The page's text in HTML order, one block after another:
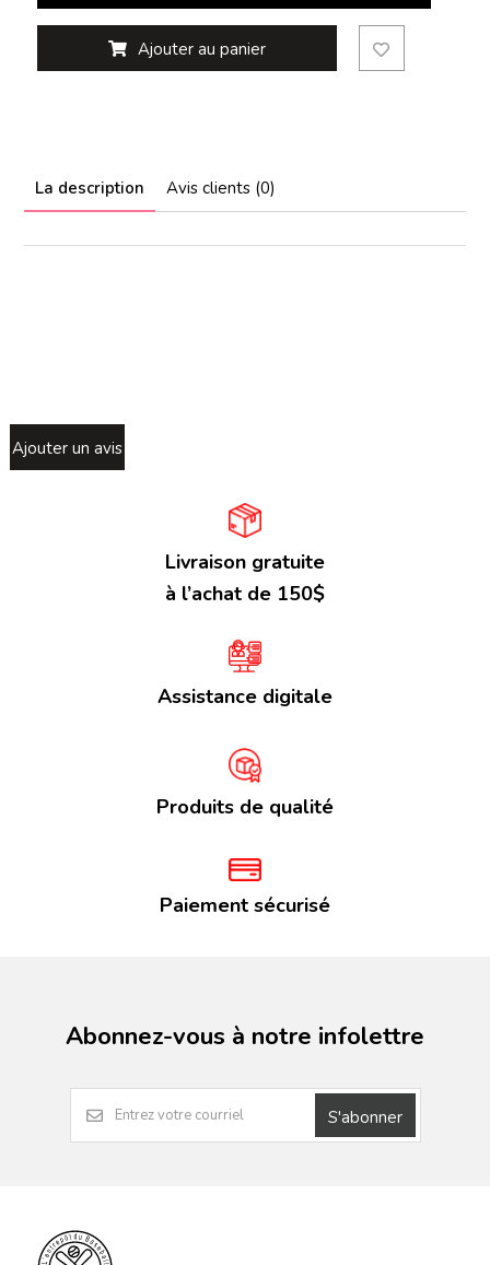
Ajouter au panier
La description Avis clients (0)
Ajouter un avis
Livraison gratuite
à l’achat de 150$
Assistance digitale
Produits de qualité
Paiement sécurisé
Abonnez-vous à notre infolettre
S'abonner